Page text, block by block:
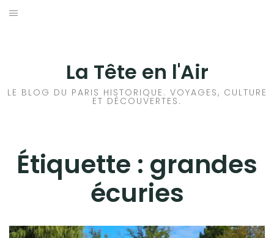
Aller
La Tête en l'Air
LE BLOG DU PARIS HISTORIQUE. VOYAGES, CULTURE
ET DÉCOUVERTES.
Étiquette : grandes
écuries
HISTOIRES EN ILE DE FRANCE
VOYAGES À L’ÉTRANGER